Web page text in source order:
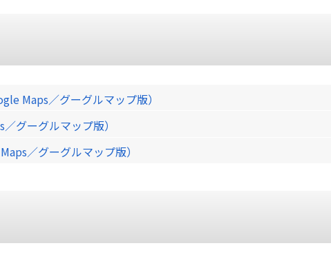
Maps／グーグルマップ版）
グーグルマップ版）
／グーグルマップ版）